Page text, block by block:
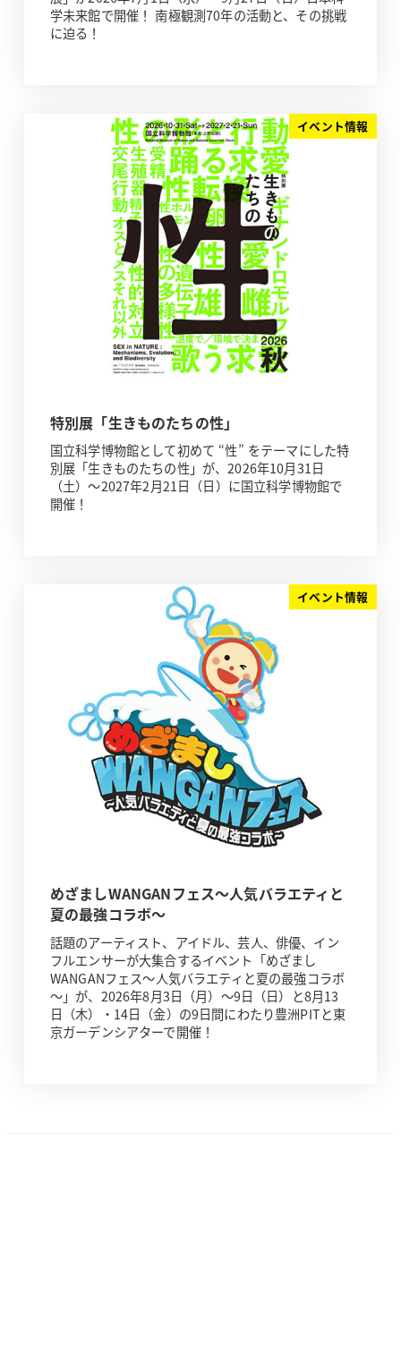
学未来館で開催！ 南極観測70年の活動と、その挑戦
に迫る！
イベント情報
特別展「生きものたちの性」
国立科学博物館として初めて “性” をテーマにした特
別展「生きものたちの性」が、2026年10月31日
（土）～2027年2月21日（日）に国立科学博物館で
開催！
イベント情報
めざましWANGANフェス～人気バラエティと
夏の最強コラボ～
話題のアーティスト、アイドル、芸人、俳優、イン
フルエンサーが大集合するイベント「めざまし
WANGANフェス～人気バラエティと夏の最強コラボ
～」が、2026年8月3日（月）～9日（日）と8月13
日（木）・14日（金）の9日間にわたり豊洲PITと東
京ガーデンシアターで開催！